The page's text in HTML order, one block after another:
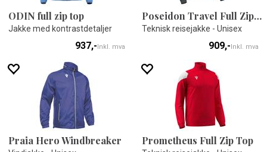
ODIN full zip top
Jakke med kontrastdetaljer
937,-Inkl. mva
Poseidon Travel Full Zip Top
Teknisk reisejakke - Unisex
909,-Inkl. mva
Praia Hero Windbreaker Prometheus Full Zip Top